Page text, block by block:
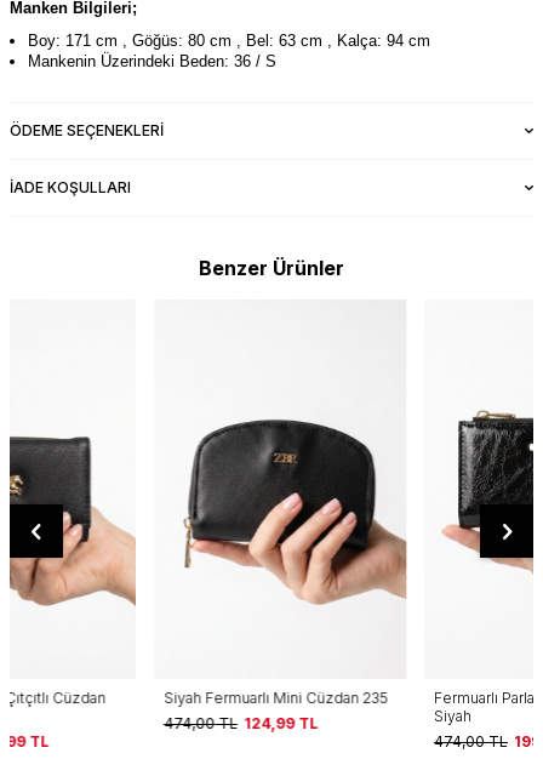
Manken Bilgileri;
Boy: 171 cm , Göğüs: 80 cm , Bel: 63 cm , Kalça: 94 cm
Mankenin Üzerindeki Beden: 36 / S
ÖDEME SEÇENEKLERI
İADE KOŞULLARI
Benzer Ürünler
Siyah Fermuarlı Mini Cüzdan 235
TL
Fermuarlı Parlak Cüzdan 189
Siyah
TL